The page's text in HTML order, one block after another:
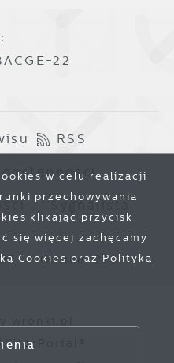
22
RSS
Sygnalista
Online: 228
w celu realizacji
przechowywania
klikając przycisk
się więcej zachęcamy
Cookies oraz Polityką